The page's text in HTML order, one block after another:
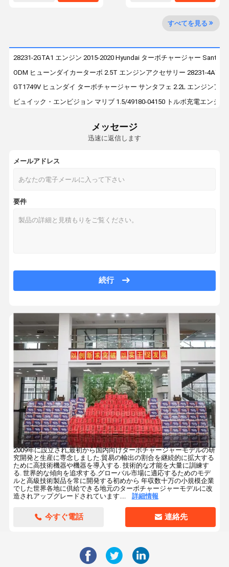
ベンツターボチャージャー
BMWターボチャージャー
ヒューンダイターボチャージャー
LAND ROVER トルボチャージャー
すべてを見る
28231-2GTA1 エンジン 2015-2020 Hyundai ターボチャージャー Santa
ODM ヒューンダイカーターボ 2.5T エンジンアクセサリー 28231-4A700
GT1749V ヒュンダイ ターボチャージャー サンタフェ 2.2L エンジンア
ビュイック・エンビジョン マリブ 1.5/49180-04150 トルボ充電エンジ
1.6T ミニBMWハイブリッドターボパーツ R55 R56 R58 R60 ハイパワー
サギター VWフォルクスワーゲンターボ部品 03C145702K 1.4Tディーゼ
オリジナルK04 ディーゼルターボ 10009880036 10009700166
ホンダ シビック リンパイ 1.0/18900-5AY-H01 ターボエンジン
長城キャノンターボディーゼルピックアップ 4D20M エンジンアクセサ
SAIC ルーエ 550 950 RX5 2.0T SAIC マクサス G10 2.0T ガソリン版ター
JMC ユウ 5 ユウ 7 2.0T ディーゼル ナショナル VI JX4D20A6L エンジン
第3世代アウディEA888ターボB9 2.0Tエンジンターボチャージャー
GMビュイック・ラクロス シェブロレット マリブ 1.6Tターボチャージ
メッセージ
迅速に返信します
メールアドレス
要件
続行
2009年に設立され,最初から国内向けターボチャージャーモデルの研
究開発と生産に専念しました.貿易の輸出の割合を継続的に拡大する
ために高技術機器や機器を導入する. 技術的な才能を大量に訓練す
る. 世界的な傾向を追求する.グローバル市場に適応するためのモデ
ルと高級技術製品を常に開発する初めから 年収数十万の小規模企業
でした世界各地に供給できる地元のターボチャージャーモデルに改
造されアップグレードされています....
詳細情報
今すぐ電話 連絡先